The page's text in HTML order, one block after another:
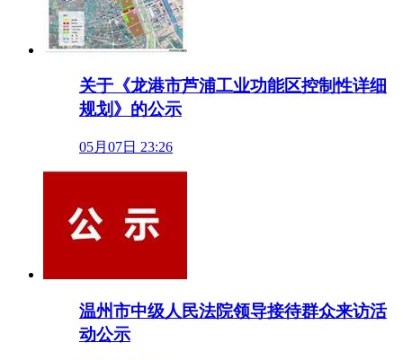
关于《龙港市芦浦工业功能区控制性详细
规划》的公示
05月07日 23:26
温州市中级人民法院领导接待群众来访活
动公示